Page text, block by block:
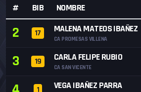
# BIB NOMBRE
2 17 MALENA MATEOS IBAÑEZ
CA PROMESAS VILLENA
3 19 CARLA FELIPE RUBIO
CA SAN VICENTE
1 VEGA IBAÑEZ PARRA